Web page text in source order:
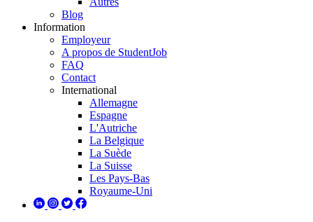
Blog
Information
Employeur
A propos de StudentJob
FAQ
Contact
International
Allemagne
Espagne
L'Autriche
La Belgique
La Suède
La Suisse
Les Pays-Bas
Royaume-Uni